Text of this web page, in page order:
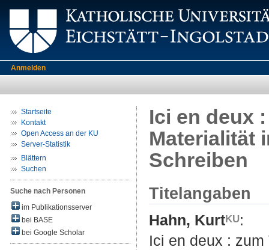
Anmelden
Startseite
Kontakt
Open Access an der KU
Server-Statistik
Blättern
Suchen
Suche nach Personen
im Publikationsserver
bei BASE
bei Google Scholar
Ici en deux
Materialität
Schreiben
Titelangaben
Hahn, Kurt
:
Ici en deux :